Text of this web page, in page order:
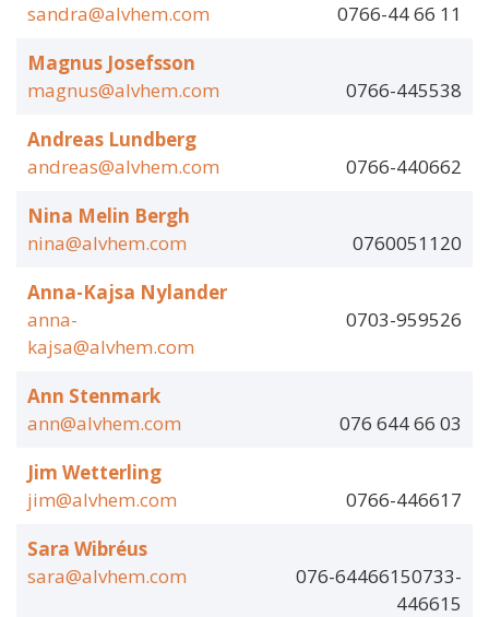
sandra@alvhem.com
0766-44 66 11
Magnus Josefsson
magnus@alvhem.com
0766-445538
Andreas Lundberg
andreas@alvhem.com
0766-440662
Nina Melin Bergh
nina@alvhem.com
0760051120
Anna-Kajsa Nylander
anna-
kajsa@alvhem.com
0703-959526
Ann Stenmark
ann@alvhem.com
076 644 66 03
Jim Wetterling
jim@alvhem.com
0766-446617
Sara Wibréus
sara@alvhem.com
076-64466150733-
446615